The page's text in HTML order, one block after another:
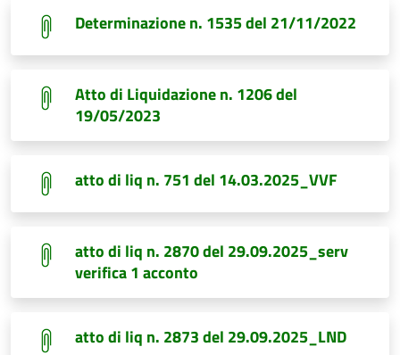
Determinazione n. 1535 del 21/11/2022
Atto di Liquidazione n. 1206 del
19/05/2023
atto di liq n. 751 del 14.03.2025_VVF
atto di liq n. 2870 del 29.09.2025_serv
verifica 1 acconto
atto di liq n. 2873 del 29.09.2025_LND